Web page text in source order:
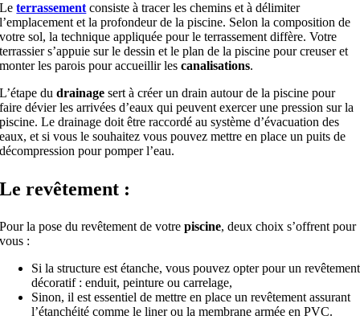
Leterrassement consiste à tracer les chemins et à délimiter
l’emplacement et la profondeur de la piscine. Selon la composition de
votre sol, la technique appliquée pour le terrassement diffère. Votre
terrassier s’appuie sur le dessin et le plan de la piscine pour creuser et
monter les parois pour accueillir lescanalisations.
L’étape dudrainage sert à créer un drain autour de la piscine pour
faire dévier les arrivées d’eaux qui peuvent exercer une pression sur la
piscine. Le drainage doit être raccordé au système d’évacuation des
eaux, et si vous le souhaitez vous pouvez mettre en place un puits de
décompression pour pomper l’eau.
Le revêtement :
Pour la pose du revêtement de votrepiscine, deux choix s’offrent pour
vous :
Si la structure est étanche, vous pouvez opter pour un revêtement
décoratif : enduit, peinture ou carrelage,
Sinon, il est essentiel de mettre en place un revêtement assurant
l’étanchéité comme le liner ou la membrane armée en PVC.